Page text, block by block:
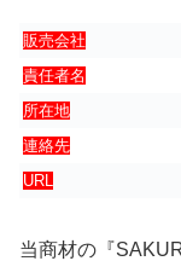
販売会社
責任者名
所在地
連絡先
URL
当商材の『